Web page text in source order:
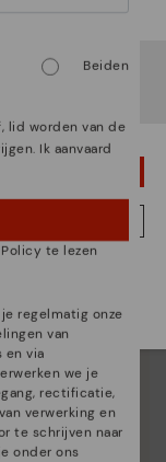
uniek te
maar je probeert
STATEN BLIJVEN
Beiden
lid worden van de
Ik aanvaard
te lezen
regelmatig onze
van
en via
we je
rectificatie,
verwerking en
te schrijven naar
onder ons